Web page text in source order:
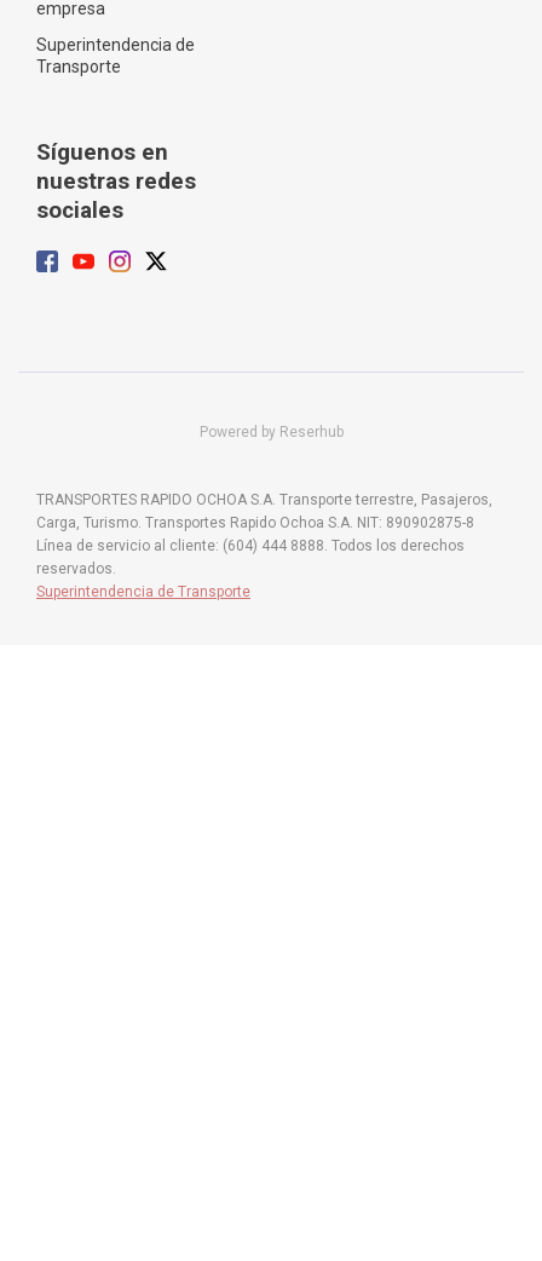
empresa
Superintendencia de
Transporte
Síguenos en
nuestras redes
sociales
Powered by Reserhub
TRANSPORTES RAPIDO OCHOA S.A. Transporte terrestre, Pasajeros,
Carga, Turismo. Transportes Rapido Ochoa S.A. NIT: 890902875-8
Línea de servicio al cliente: (604) 444 8888. Todos los derechos
reservados.
Superintendencia de Transporte